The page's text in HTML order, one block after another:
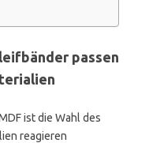
passen
ist die Wahl des
reagieren